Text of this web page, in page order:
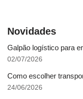
Novidades
Galpão logístico para
02/07/2026
Como escolher
24/06/2026